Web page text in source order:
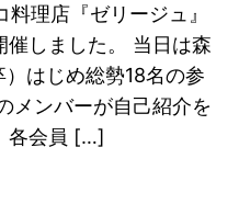
理店『ゼリージュ』
催しました。 当日は森
はじめ総勢18名の参
メンバーが自己紹介を
各会員 […]